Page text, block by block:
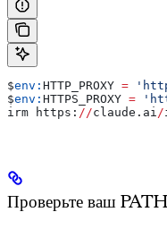
$env: HTTP_PROXY =
$env: HTTPS_PROXY =
irm https: //claude.ai /
Проверьте ваш PATH